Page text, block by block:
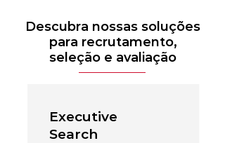
Descubra nossas soluções
para recrutamento,
seleção e avaliação
Executive
Search